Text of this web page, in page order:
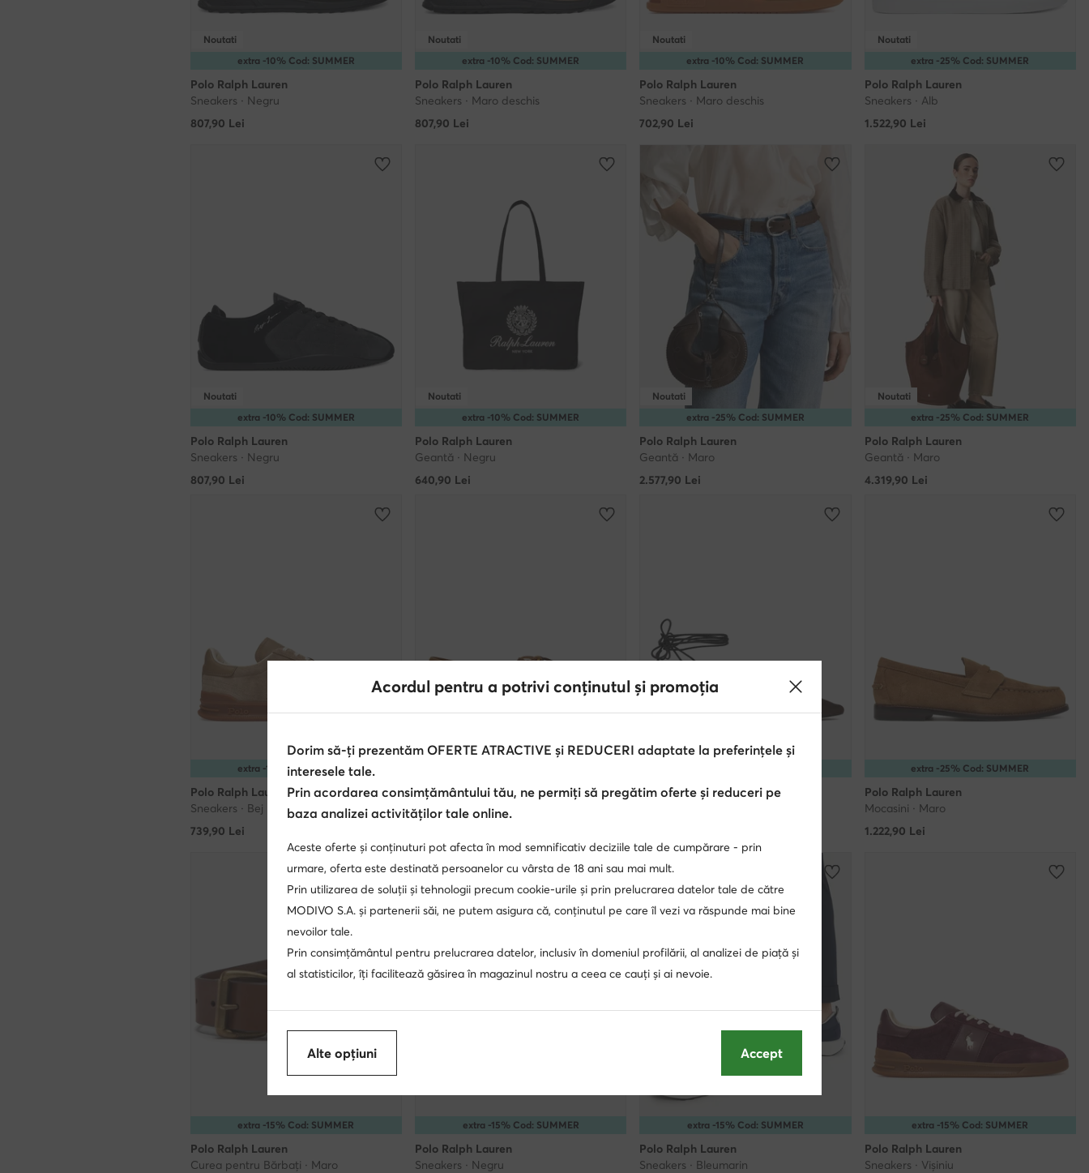
extra -10% Cod: SUMMER
Noutati
Polo Ralph Lauren
Sneakers · Negru
807,90 Lei
extra -10% Cod: SUMMER
Noutati
Polo Ralph Lauren
Sneakers · Maro deschis
807,90 Lei
extra -10% Cod: SUMMER
Noutati
Polo Ralph Lauren
Sneakers · Maro deschis
702,90 Lei
extra -25% Cod: SUMMER
Noutati
Polo Ralph Lauren
Sneakers · Alb
1.522,90 Lei
extra -10% Cod: SUMMER
Noutati
Polo Ralph Lauren
Sneakers · Negru
807,90 Lei
extra -10% Cod: SUMMER
Noutati
Polo Ralph Lauren
Geantă · Negru
640,90 Lei
extra -25% Cod: SUMMER
Noutati
Polo Ralph Lauren
Geantă · Maro
2.577,90 Lei
extra -25% Cod: SUMMER
Noutati
Polo Ralph Lauren
Geantă · Maro
4.319,90 Lei
extra -15% Cod: SUMMER
Polo Ralph Lauren
Sneakers · Bej
739,90 Lei
Polo Ralph Lauren
Mocasini · Maro
Noutati
Polo Ralph Lauren
extra -25% Cod: SUMMER
Polo Ralph Lauren
Mocasini · Maro
1.222,90 Lei
extra -15% Cod: SUMMER
Polo Ralph Lauren
Curea pentru Bărbați · Maro
extra -15% Cod: SUMMER
Polo Ralph Lauren
Sneakers · Negru
extra -15% Cod: SUMMER
Polo Ralph Lauren
Sneakers · Bleumarin
extra -15% Cod: SUMMER
Polo Ralph Lauren
Sneakers · Vișiniu
Acordul pentru a potrivi conținutul și promoția
Dorim să-ți prezentăm OFERTE ATRACTIVE și REDUCERI adaptate la preferințele și
interesele tale.
Prin acordarea consimțământului tău, ne permiți să pregătim oferte și reduceri pe
baza analizei activităților tale online.
Aceste oferte și conținuturi pot afecta în mod semnificativ deciziile tale de cumpărare - prin
urmare, oferta este destinată persoanelor cu vârsta de 18 ani sau mai mult.
Prin utilizarea de soluții și tehnologii precum cookie-urile și prin prelucrarea datelor tale de către
MODIVO S.A. și partenerii săi, ne putem asigura că, conținutul pe care îl vezi va răspunde mai bine
nevoilor tale.
Prin consimțământul pentru prelucrarea datelor, inclusiv în domeniul profilării, al analizei de piață și
al statisticilor, îți facilitează găsirea în magazinul nostru a ceea ce cauți și ai nevoie.
Alte opțiuni Accept